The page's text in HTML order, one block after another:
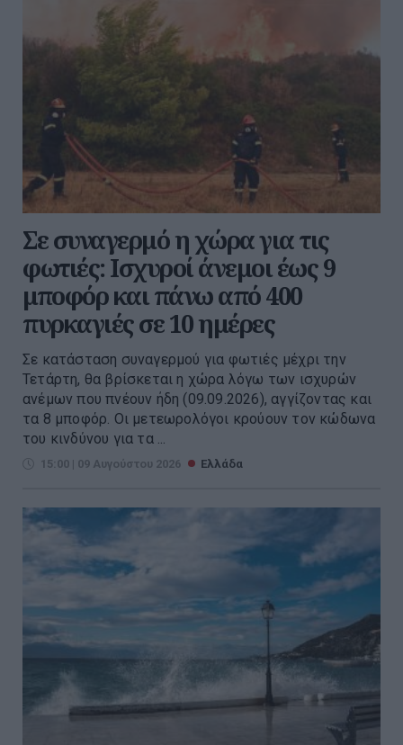
Σε συναγερμό η χώρα για τις
φωτιές: Ισχυροί άνεμοι έως 9
μποφόρ και πάνω από 400
πυρκαγιές σε 10 ημέρες
Σε κατάσταση συναγερμού για φωτιές μέχρι την
Τετάρτη, θα βρίσκεται η χώρα λόγω των ισχυρών
ανέμων που πνέουν ήδη (09.09.2026), αγγίζοντας και
τα 8 μποφόρ. Οι μετεωρολόγοι κρούουν τον κώδωνα
του κινδύνου για τα ...
15:00 | 09 Αυγούστου 2026 Ελλάδα